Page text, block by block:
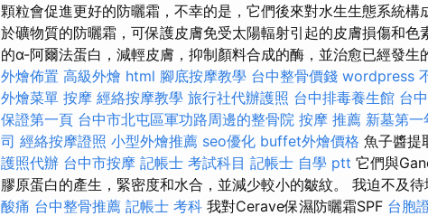
顆粒會促進更好的防曬霜，不幸的是，它們後來對水生生態系統
於礦物質的防曬霜，可保護皮膚免受太陽輻射引起的皮膚損傷和
的α-阿爾法蛋白，減輕皮膚，抑制顏料合成的酶，並治愈已經發生
外燴佈置 高級外燴 html 腳底按摩教學 台中整骨價錢 wordpress
外燴菜單 按摩 經絡按摩教學 旅行社代辦護照 台中排毒養生館 台
保證第一頁 台中市北屯區軍功路周邊的整骨院 按摩 推薦 新墓第一
司 經絡按摩證照 小型外燴推薦 seo優化 buffet外燴價格 魚子醬提
護照代辦 台中市按摩 記帳士 考試科目 記帳士 自學 ptt 它們與
膠原蛋白的產生，緊密度和水合，並減少較小的皺紋。 我迫不及
酸痛 台中整骨推薦 記帳士 考科 我對Cerave保濕防曬霜SPF 台胞